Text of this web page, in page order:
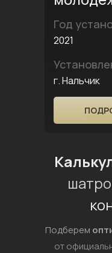
Год
2021
г. Нальчик
Подберем
от